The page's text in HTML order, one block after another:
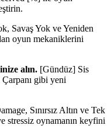
Savaş Yok ve Yeniden
oyun mekaniklerini
alın. [Gündüz] Sis
Çarpanı gibi yeni
Sınırsız Altın ve Tek
stressiz oynamanın keyfini